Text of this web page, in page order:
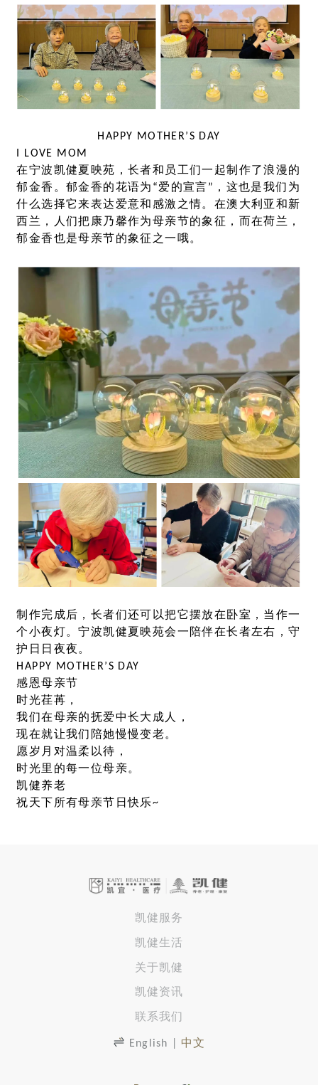
HAPPY MOTHER’S DAY
I LOVE MOM
在宁波凯健夏映苑，长者和员工们一起制作了浪漫的
郁金香。郁金香的花语为“爱的宣言”，这也是我们为
什么选择它来表达爱意和感激之情。在澳大利亚和新
西兰，人们把康乃馨作为母亲节的象征，而在荷兰，
郁金香也是母亲节的象征之一哦。
制作完成后，长者们还可以把它摆放在卧室，当作一
个小夜灯。宁波凯健夏映苑会一陪伴在长者左右，守
护日日夜夜。
HAPPY MOTHER’S DAY
感恩母亲节
时光荏苒，
我们在母亲的抚爱中长大成人，
现在就让我们陪她慢慢变老。
愿岁月对温柔以待，
时光里的每一位母亲。
凯健养老
祝天下所有母亲节日快乐~
凯健服务
凯健生活
关于凯健
凯健资讯
联系我们
English 中文